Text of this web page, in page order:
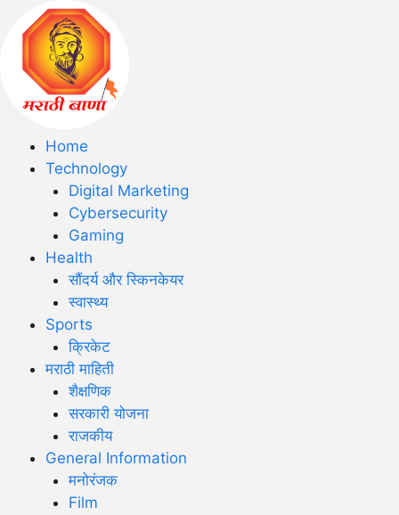
Home
Technology
Digital Marketing
Cybersecurity
Gaming
Health
सौंदर्य और स्किनकेयर
स्वास्थ्य
Sports
क्रिकेट
मराठी माहिती
शैक्षणिक
सरकारी योजना
राजकीय
General Information
मनोरंजक
Film